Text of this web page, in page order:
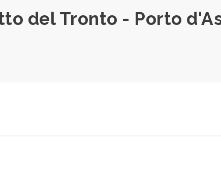
del Tronto - Porto